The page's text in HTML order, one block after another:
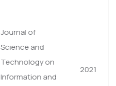
Journal of
Science and
Technology on
Information and
2021